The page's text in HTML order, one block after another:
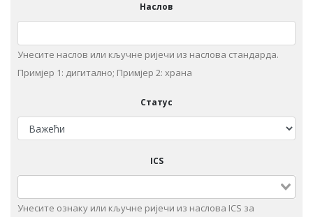
Наслов
Унeситe наслов или кључне ријечи из нaслoвa стaндaрдa.
Примjeр 1: дигитaлнo; Примjeр 2: храна
Статус
ICS
Унесите ознаку или кључне ријечи из наслова ICS за